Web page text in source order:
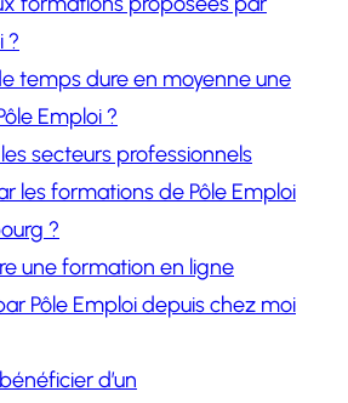
?
temps dure en moyenne une
Emploi ?
secteurs professionnels
les formations de Pôle Emploi
?
une formation en ligne
Pôle Emploi depuis chez moi
d’un